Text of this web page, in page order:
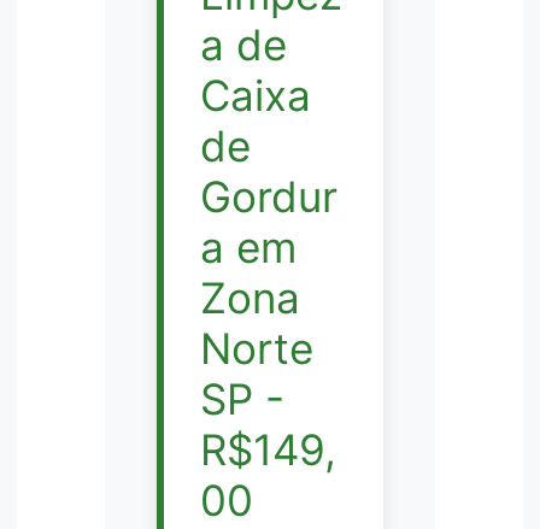
a de
Caixa
de
Gordur
a em
Zona
Norte
SP -
R$149,
00